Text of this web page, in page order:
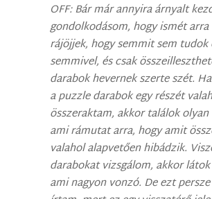
OFF: Bár már annyira árnyalt
gondolkodásom, hogy ismét
rájöjjek, hogy semmit sem tudok
semmivel, és csak
darabok hevernek szerte szét.
a puzzle darabok egy részét
összeraktam, akkor találok
ami rámutat arra, hogy amit
valahol alapvetően hibádzik.
darabokat vizsgálom, akkor
ami nagyon vonzó. De ezt